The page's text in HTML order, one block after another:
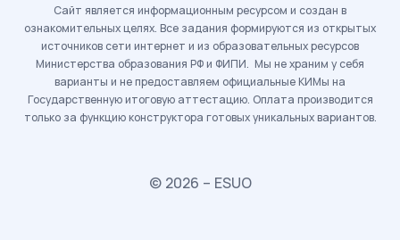
Сайт является информационным ресурсом и создан в
ознакомительных целях. Все задания формируются из открытых
источников сети интернет и из образовательных ресурсов
Министерства образования РФ и ФИПИ. Мы не храним у себя
варианты и не предоставляем официальные КИМы на
Государственную итоговую аттестацию. Оплата производится
только за функцию конструктора готовых уникальных вариантов.
© 2026 – ESUO